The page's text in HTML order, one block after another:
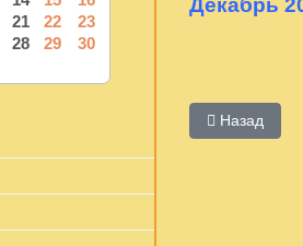
21 22
23
28 29
30
Декабрь
Предыдущий:
Назад